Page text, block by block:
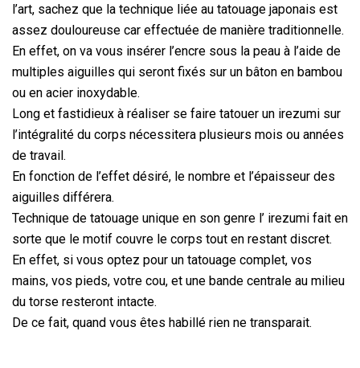
l’art, sachez que la technique liée au tatouage japonais est
assez douloureuse car effectuée de manière traditionnelle.
En effet, on va vous insérer l’encre sous la peau à l’aide de
multiples aiguilles qui seront fixés sur un bâton en bambou
ou en acier inoxydable.
Long et fastidieux à réaliser se faire tatouer un irezumi sur
l’intégralité du corps nécessitera plusieurs mois ou années
de travail.
En fonction de l’effet désiré, le nombre et l’épaisseur des
aiguilles différera.
Technique de tatouage unique en son genre l’ irezumi fait en
sorte que le motif couvre le corps tout en restant discret.
En effet, si vous optez pour un tatouage complet, vos
mains, vos pieds, votre cou, et une bande centrale au milieu
du torse resteront intacte.
De ce fait, quand vous êtes habillé rien ne transparait.